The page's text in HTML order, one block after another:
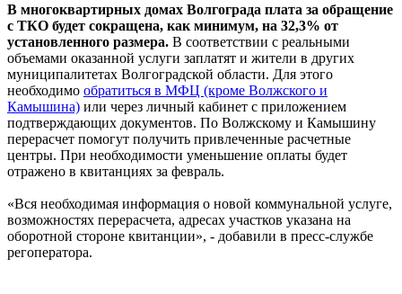
В многоквартирных домах Волгограда плата за обращение
с ТКО будет сокращена, как минимум, на 32,3% от
установленного размера. В соответствии с реальными
объемами оказанной услуги заплатят и жители в других
муниципалитетах Волгоградской области. Для этого
необходимо обратиться в МФЦ (кроме Волжского и
Камышина) или через личный кабинет с приложением
подтверждающих документов. По Волжскому и Камышину
перерасчет помогут получить привлеченные расчетные
центры. При необходимости уменьшение оплаты будет
отражено в квитанциях за февраль.
«Вся необходимая информация о новой коммунальной услуге,
возможностях перерасчета, адресах участков указана на
оборотной стороне квитанции», - добавили в пресс-службе
регоператора.